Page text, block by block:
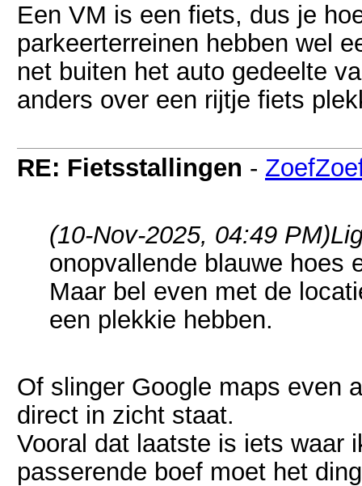
Een VM is een fiets, dus je
parkeerterreinen hebben wel
net buiten het auto gedeelte
anders over een rijtje fiets
RE: Fietsstallingen -
(10-Nov-2025, 04:49 PM)
onopvallende blauwe hoes
Maar bel even met de
een plekkie hebben.
Of slinger Google maps even
direct in zicht staat.
Vooral dat laatste is iets waar
passerende boef moet het